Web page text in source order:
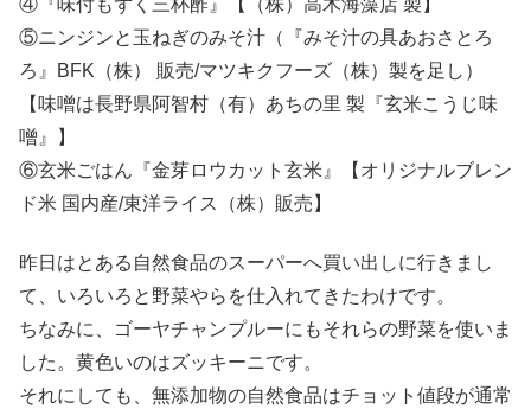
⑤ニンジンと玉ねぎのみそ汁（『みそ汁の具あおさとろ
ろ』BFK（株） 販売/マツキクフーズ（株）製を足し）
【味噌は長野県阿智村（有）あちの里 製『玄米こうじ味
噌』】
⑥玄米ごはん『金芽ロウカット玄米』【オリジナルブレン
ド米 国内産/東洋ライス（株）販売】
昨日はとある自然食品のスーパーへ買い出しに行きまし
て、いろいろと野菜やらを仕入れてきたわけです。
ちなみに、ゴーヤチャンプルーにもそれらの野菜を使いま
した。黄色いのはズッキーニです。
それにしても、無添加物の自然食品はチョット値段が通常